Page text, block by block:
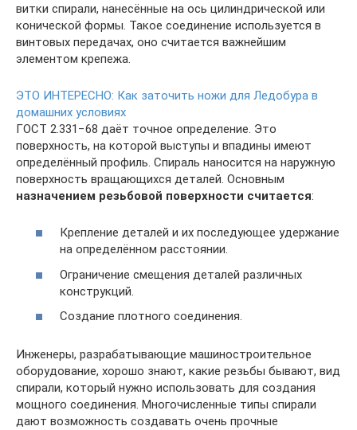
витки спирали, нанесённые на ось цилиндрической или
конической формы. Такое соединение используется в
винтовых передачах, оно считается важнейшим
элементом крепежа.
ЭТО ИНТЕРЕСНО: Как заточить ножи для Ледобура в
домашних условиях
ГОСТ 2.331−68 даёт точное определение. Это
поверхность, на которой выступы и впадины имеют
определённый профиль. Спираль наносится на наружную
поверхность вращающихся деталей. Основным
назначением резьбовой поверхности считается:
Крепление деталей и их последующее удержание
на определённом расстоянии.
Ограничение смещения деталей различных
конструкций.
Создание плотного соединения.
Инженеры, разрабатывающие машиностроительное
оборудование, хорошо знают, какие резьбы бывают, вид
спирали, который нужно использовать для создания
мощного соединения. Многочисленные типы спирали
дают возможность создавать очень прочные